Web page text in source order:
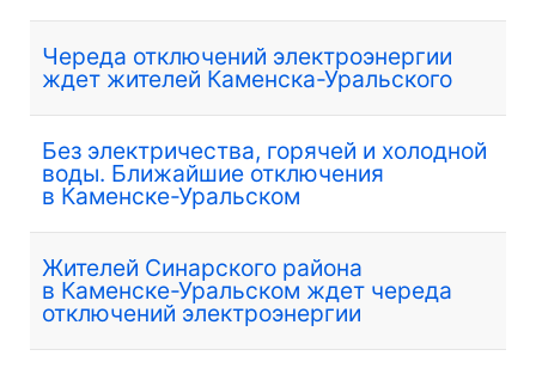
Череда отключений электроэнергии
ждет жителей Каменска-Уральского
Без электричества, горячей и холодной
воды. Ближайшие отключения
в Каменске-Уральском
Жителей Синарского района
в Каменске-Уральском ждет череда
отключений электроэнергии